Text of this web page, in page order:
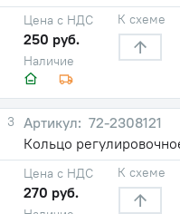
Наличие
Цена с НДС
250 руб.
К схеме
3
72-2308121
Кольцо
Цена с НДС
270 руб.
К схеме